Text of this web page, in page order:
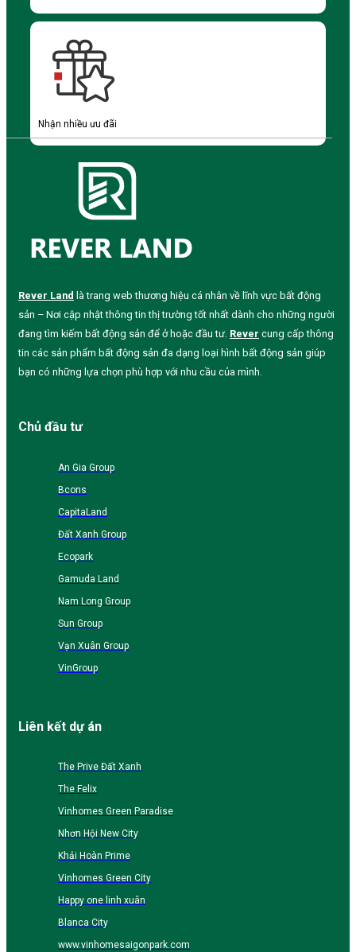
Nhận nhiều ưu đãi
Rever Land là trang web thương hiệu cá nhân về lĩnh vực bất động
sản – Nơi cập nhật thông tin thị trường tốt nhất dành cho những người
đang tìm kiếm bất động sản để ở hoặc đầu tư. Rever cung cấp thông
tin các sản phẩm bất động sản đa dạng loại hình bất động sản giúp
bạn có những lựa chọn phù hợp với nhu cầu của mình.
Chủ đầu tư
An Gia Group
Bcons
CapitaLand
Đất Xanh Group
Ecopark
Gamuda Land
Nam Long Group
Sun Group
Vạn Xuân Group
VinGroup
Liên kết dự án
The Prive Đất Xanh
The Felix
Vinhomes Green Paradise
Nhơn Hội New City
Khải Hoàn Prime
Vinhomes Green City
Happy one linh xuân
Blanca City
www.vinhomesaigonpark.com